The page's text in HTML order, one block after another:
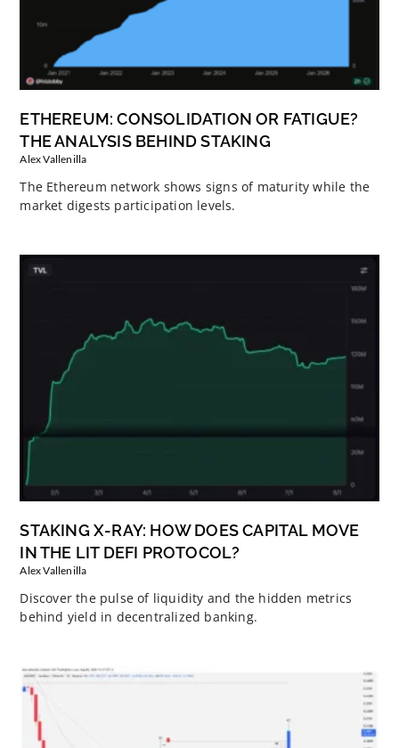
ETHEREUM: CONSOLIDATION OR FATIGUE?
THE ANALYSIS BEHIND STAKING
Alex Vallenilla
The Ethereum network shows signs of maturity while the
market digests participation levels.
STAKING X-RAY: HOW DOES CAPITAL MOVE
IN THE LIT DEFI PROTOCOL?
Alex Vallenilla
Discover the pulse of liquidity and the hidden metrics
behind yield in decentralized banking.